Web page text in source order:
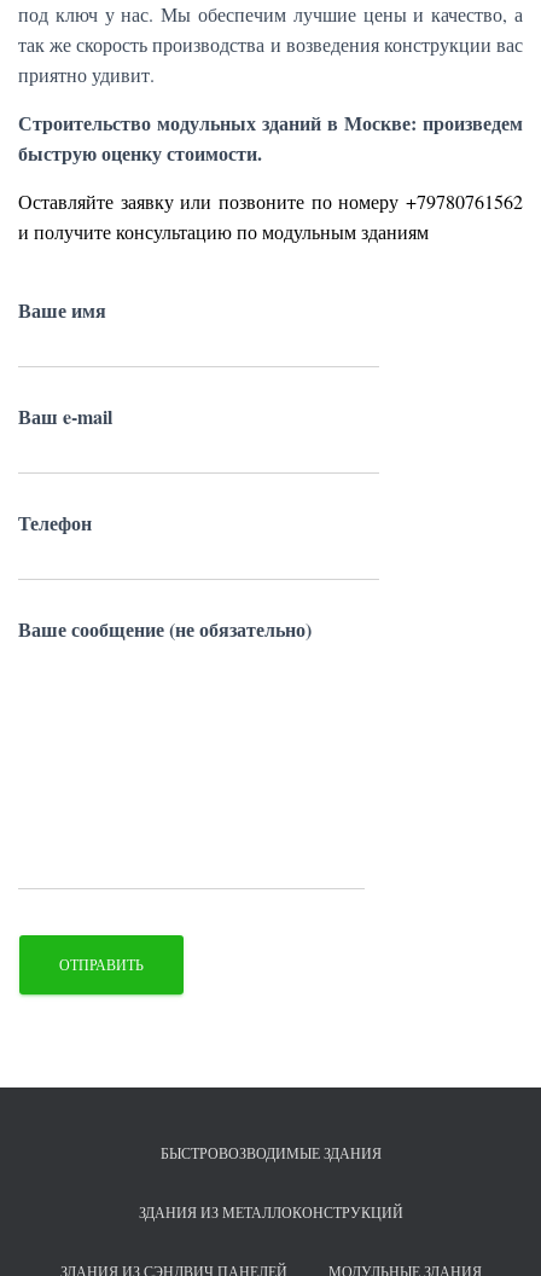
под ключ у нас. Мы обеспечим лучшие цены и качество, а
так же скорость производства и возведения конструкции вас
приятно удивит.
Строительство модульных зданий в Москве: произведем
быструю оценку стоимости.
Оставляйте заявку или позвоните по номеру +79780761562
и получите консультацию по модульным зданиям
Ваше имя
Ваш e-mail
Телефон
Ваше сообщение (не обязательно)
БЫСТРОВОЗВОДИМЫЕ ЗДАНИЯ
ЗДАНИЯ ИЗ МЕТАЛЛОКОНСТРУКЦИЙ
ЗДАНИЯ ИЗ СЭНДВИЧ ПАНЕЛЕЙ МОДУЛЬНЫЕ ЗДАНИЯ